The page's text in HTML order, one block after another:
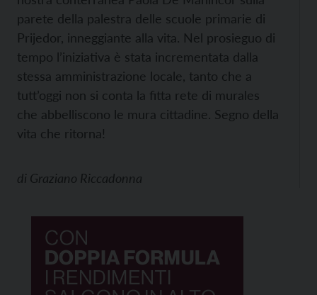
parete della palestra delle scuole primarie di
Prijedor, inneggiante alla vita. Nel prosieguo di
tempo l’iniziativa è stata incrementata dalla
stessa amministrazione locale, tanto che a
tutt’oggi non si conta la fitta rete di murales
che abbelliscono le mura cittadine. Segno della
vita che ritorna!
di Graziano Riccadonna